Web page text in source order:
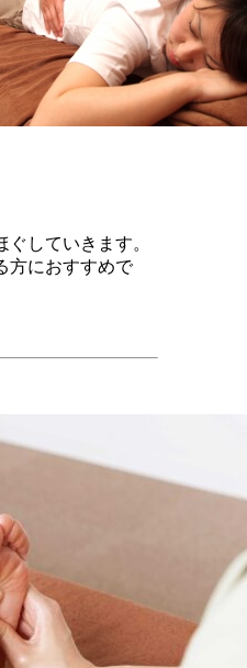
していきます。
方におすすめで